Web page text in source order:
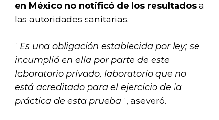
en México no notificó de los resultados a
las autoridades sanitarias.
¨Es una obligación establecida por ley; se
incumplió en ella por parte de este
laboratorio privado, laboratorio que no
está acreditado para el ejercicio de la
práctica de esta prueba¨, aseveró.